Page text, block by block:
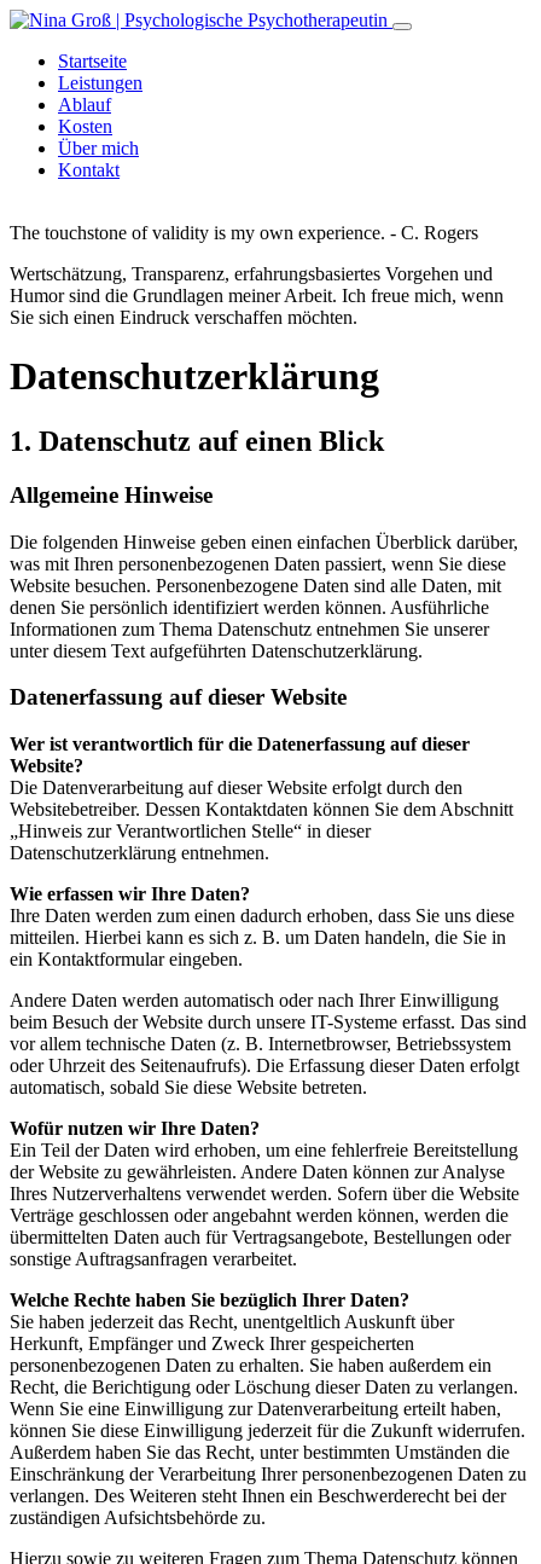
Startseite
Leistungen
Ablauf
Kosten
Über mich
Kontakt
The touchstone of validity is my own experience. - C. Rogers
Wertschätzung, Transparenz, erfahrungsbasiertes Vorgehen und
Humor sind die Grundlagen meiner Arbeit. Ich freue mich, wenn
Sie sich einen Eindruck verschaffen möchten.
Datenschutzerklärung
1. Datenschutz auf einen Blick
Allgemeine Hinweise
Die folgenden Hinweise geben einen einfachen Überblick darüber,
was mit Ihren personenbezogenen Daten passiert, wenn Sie diese
Website besuchen. Personenbezogene Daten sind alle Daten, mit
denen Sie persönlich identifiziert werden können. Ausführliche
Informationen zum Thema Datenschutz entnehmen Sie unserer
unter diesem Text aufgeführten Datenschutzerklärung.
Datenerfassung auf dieser Website
Wer ist verantwortlich für die Datenerfassung auf dieser
Website?
Die Datenverarbeitung auf dieser Website erfolgt durch den
Websitebetreiber. Dessen Kontaktdaten können Sie dem Abschnitt
„Hinweis zur Verantwortlichen Stelle“ in dieser
Datenschutzerklärung entnehmen.
Wie erfassen wir Ihre Daten?
Ihre Daten werden zum einen dadurch erhoben, dass Sie uns diese
mitteilen. Hierbei kann es sich z. B. um Daten handeln, die Sie in
ein Kontaktformular eingeben.
Andere Daten werden automatisch oder nach Ihrer Einwilligung
beim Besuch der Website durch unsere IT-Systeme erfasst. Das sind
vor allem technische Daten (z. B. Internetbrowser, Betriebssystem
oder Uhrzeit des Seitenaufrufs). Die Erfassung dieser Daten erfolgt
automatisch, sobald Sie diese Website betreten.
Wofür nutzen wir Ihre Daten?
Ein Teil der Daten wird erhoben, um eine fehlerfreie Bereitstellung
der Website zu gewährleisten. Andere Daten können zur Analyse
Ihres Nutzerverhaltens verwendet werden. Sofern über die Website
Verträge geschlossen oder angebahnt werden können, werden die
übermittelten Daten auch für Vertragsangebote, Bestellungen oder
sonstige Auftragsanfragen verarbeitet.
Welche Rechte haben Sie bezüglich Ihrer Daten?
Sie haben jederzeit das Recht, unentgeltlich Auskunft über
Herkunft, Empfänger und Zweck Ihrer gespeicherten
personenbezogenen Daten zu erhalten. Sie haben außerdem ein
Recht, die Berichtigung oder Löschung dieser Daten zu verlangen.
Wenn Sie eine Einwilligung zur Datenverarbeitung erteilt haben,
können Sie diese Einwilligung jederzeit für die Zukunft widerrufen.
Außerdem haben Sie das Recht, unter bestimmten Umständen die
Einschränkung der Verarbeitung Ihrer personenbezogenen Daten zu
verlangen. Des Weiteren steht Ihnen ein Beschwerderecht bei der
zuständigen Aufsichtsbehörde zu.
Hierzu sowie zu weiteren Fragen zum Thema Datenschutz können